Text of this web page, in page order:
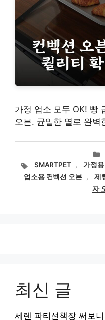
가정 업소 모두 OK! 빵
오븐. 균일한 열로 완벽
태
그
SMARTPET , 가정
업소용 컨벡션 오븐 , 제
자
최신 글
세렌 파티션책장 써보